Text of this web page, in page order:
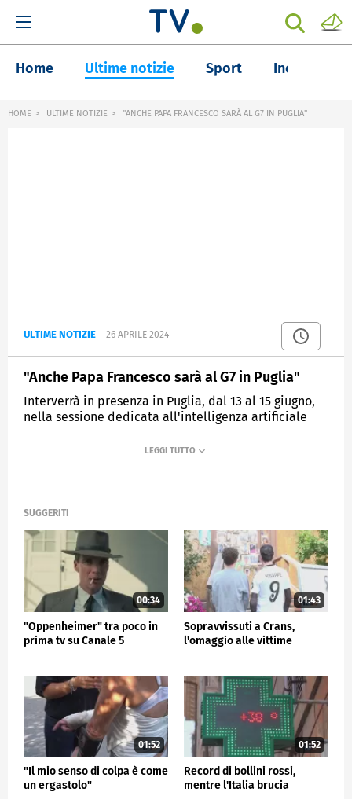
Home Ultime notizie Sport Inchieste
HOME ULTIME NOTIZIE "ANCHE PAPA FRANCESCO SARÀ AL G7 IN PUGLIA"
ULTIME NOTIZIE 26 APRILE 2024
"Anche Papa Francesco sarà al G7 in Puglia"
Interverrà in presenza in Puglia, dal 13 al 15 giugno,
nella sessione dedicata all'intelligenza artificiale
SUGGERITI
00:34
"Oppenheimer" tra poco in
prima tv su Canale 5
01:43
Sopravvissuti a Crans,
l'omaggio alle vittime
01:52
"Il mio senso di colpa è come
un ergastolo"
01:52
Record di bollini rossi,
mentre l'Italia brucia